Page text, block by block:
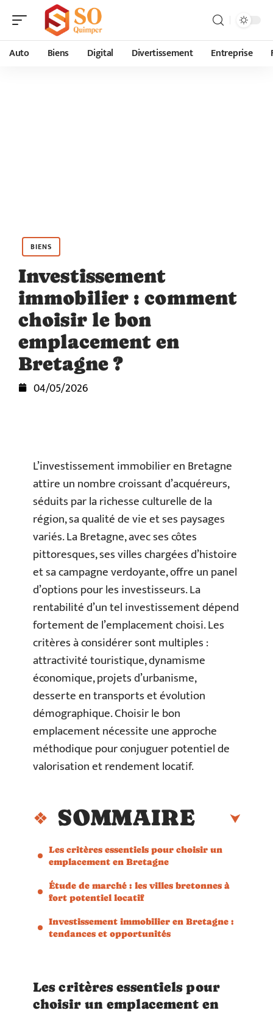
Auto Biens Digital Divertissement Entreprise
BIENS
Investissement
immobilier : comment
choisir le bon
emplacement en
Bretagne ?
04/05/2026
L’investissement immobilier en Bretagne
attire un nombre croissant d’acquéreurs,
séduits par la richesse culturelle de la
région, sa qualité de vie et ses paysages
variés. La Bretagne, avec ses côtes
pittoresques, ses villes chargées d’histoire
et sa campagne verdoyante, offre un panel
d’options pour les investisseurs. La
rentabilité d’un tel investissement dépend
fortement de l’emplacement choisi. Les
critères à considérer sont multiples :
attractivité touristique, dynamisme
économique, projets d’urbanisme,
desserte en transports et évolution
démographique. Choisir le bon
emplacement nécessite une approche
méthodique pour conjuguer potentiel de
valorisation et rendement locatif.
SOMMAIRE
Les critères essentiels pour choisir un
emplacement en Bretagne
Étude de marché : les villes bretonnes à
fort potentiel locatif
Investissement immobilier en Bretagne :
tendances et opportunités
Les critères essentiels pour
choisir un emplacement en